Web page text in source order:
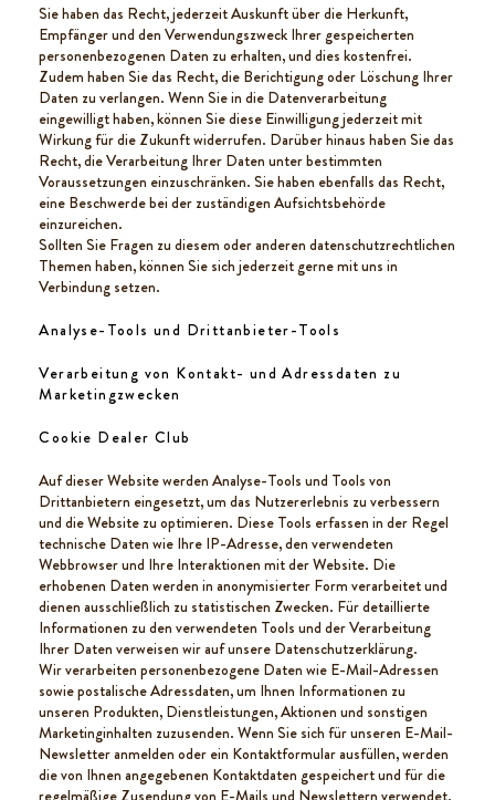
Sie haben das Recht, jederzeit Auskunft über die Herkunft,
Empfänger und den Verwendungszweck Ihrer gespeicherten
personenbezogenen Daten zu erhalten, und dies kostenfrei.
Zudem haben Sie das Recht, die Berichtigung oder Löschung Ihrer
Daten zu verlangen. Wenn Sie in die Datenverarbeitung
eingewilligt haben, können Sie diese Einwilligung jederzeit mit
Wirkung für die Zukunft widerrufen. Darüber hinaus haben Sie das
Recht, die Verarbeitung Ihrer Daten unter bestimmten
Voraussetzungen einzuschränken. Sie haben ebenfalls das Recht,
eine Beschwerde bei der zuständigen Aufsichtsbehörde
einzureichen.
Sollten Sie Fragen zu diesem oder anderen datenschutzrechtlichen
Themen haben, können Sie sich jederzeit gerne mit uns in
Verbindung setzen.
Analyse-Tools und Drittanbieter-Tools
Auf dieser Website werden Analyse-Tools und Tools von
Drittanbietern eingesetzt, um das Nutzererlebnis zu verbessern
und die Website zu optimieren. Diese Tools erfassen in der Regel
technische Daten wie Ihre IP-Adresse, den verwendeten
Webbrowser und Ihre Interaktionen mit der Website. Die
erhobenen Daten werden in anonymisierter Form verarbeitet und
dienen ausschließlich zu statistischen Zwecken. Für detaillierte
Informationen zu den verwendeten Tools und der Verarbeitung
Ihrer Daten verweisen wir auf unsere Datenschutzerklärung.
Verarbeitung von Kontakt- und Adressdaten zu
Marketingzwecken
Wir verarbeiten personenbezogene Daten wie E-Mail-Adressen
sowie postalische Adressdaten, um Ihnen Informationen zu
unseren Produkten, Dienstleistungen, Aktionen und sonstigen
Marketinginhalten zuzusenden. Wenn Sie sich für unseren E-Mail-
Newsletter anmelden oder ein Kontaktformular ausfüllen, werden
die von Ihnen angegebenen Kontaktdaten gespeichert und für die
regelmäßige Zusendung von E-Mails und Newslettern verwendet.
Cookie Dealer Club